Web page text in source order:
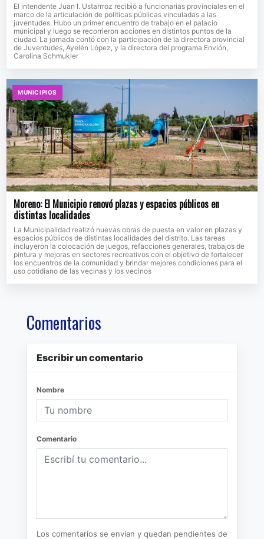
El intendente Juan I. Ustarrroz recibió a funcionarias provinciales en el
marco de la articulación de políticas públicas vinculadas a las
juventudes. Hubo un primer encuentro de trabajo en el palacio
municipal y luego se recorrieron acciones en distintos puntos de la
ciudad. La jornada contó con la participación de la directora provincial
de Juventudes, Ayelén López, y la directora del programa Envión,
Carolina Schmukler
MUNICIPIOS
Moreno: El Municipio renovó plazas y espacios públicos en
distintas localidades
La Municipalidad realizó nuevas obras de puesta en valor en plazas y
espacios públicos de distintas localidades del distrito. Las tareas
incluyeron la colocación de juegos, refacciones generales, trabajos de
pintura y mejoras en sectores recreativos con el objetivo de fortalecer
los encuentros de la comunidad y brindar mejores condiciones para el
uso cotidiano de las vecinas y los vecinos
Comentarios
Escribir un comentario
Nombre
Comentario
Los comentarios se envían y quedan pendientes de